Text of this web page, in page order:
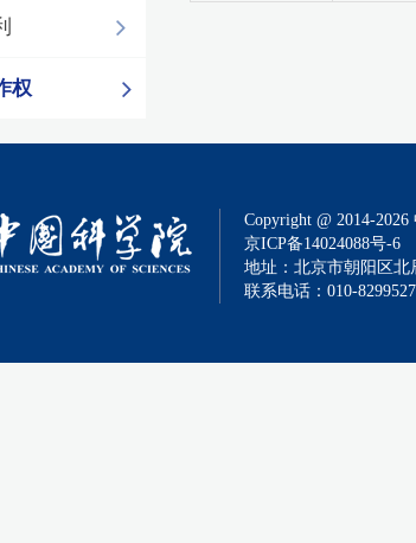
权
Copyright @ 2014-2026
京ICP备14024088号-6
地址：北京市朝阳区北
联系电话：010-